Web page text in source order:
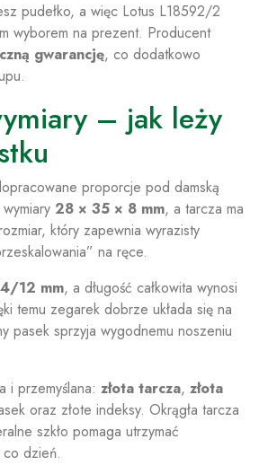
pudełko, a więc Lotus L18592/2
wyborem na prezent. Producent
gwarancję, co dodatkowo
– jak leży
proporcje pod damską
28 × 35 × 8 mm, a tarcza ma
który zapewnia wyrazisty
na ręce.
12 mm, a długość całkowita wynosi
temu zegarek dobrze układa się na
pasek sprzyja wygodnemu noszeniu
i przemyślana: złota tarcza, złota
oraz złote indeksy. Okrągła tarcza
szkło pomaga utrzymać
dzień.